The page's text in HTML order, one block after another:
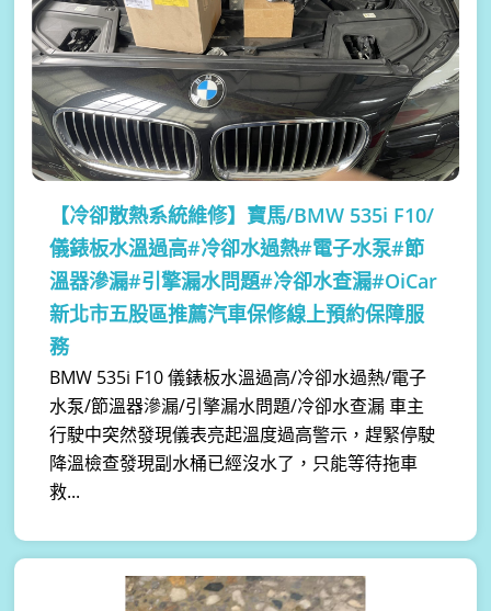
【冷卻散熱系統維修】 寶馬/BMW 535i F10/
儀錶板水溫過高#冷卻水過熱#電子水泵#節
溫器滲漏#引擎漏水問題#冷卻水查漏#OiCar
新北市五股區推薦汽車保修線上預約保障服
務
BMW 535i F10 儀錶板水溫過高/冷卻水過熱/電子
水泵/節溫器滲漏/引擎漏水問題/冷卻水查漏 車主
行駛中突然發現儀表亮起溫度過高警示，趕緊停駛
降溫檢查發現副水桶已經沒水了，只能等待拖車
救...